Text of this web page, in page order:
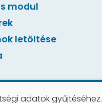
adatok
modul
letöltése